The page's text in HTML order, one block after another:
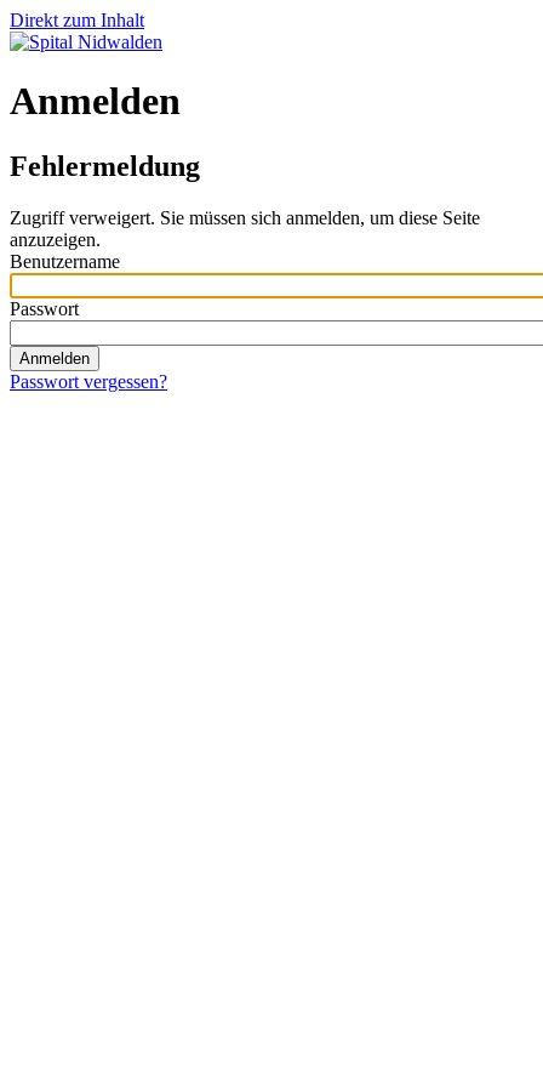
Direkt zum Inhalt
Anmelden
Fehlermeldung
Zugriff verweigert. Sie müssen sich anmelden, um diese Seite
anzuzeigen.
Benutzername
Passwort
Passwort vergessen?